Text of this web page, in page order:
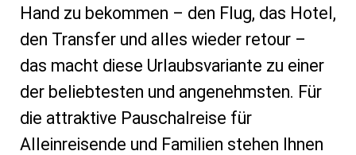
Hand zu bekommen – den Flug, das Hotel,
den Transfer und alles wieder retour –
das macht diese Urlaubsvariante zu einer
der beliebtesten und angenehmsten. Für
die attraktive Pauschalreise für
Alleinreisende und Familien stehen Ihnen